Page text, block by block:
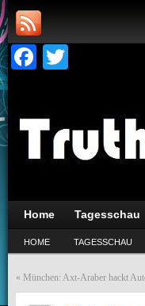
Facebook
Home Tagesschau
HOME TAGESSCHAU
« München: Axt-Araber hackt